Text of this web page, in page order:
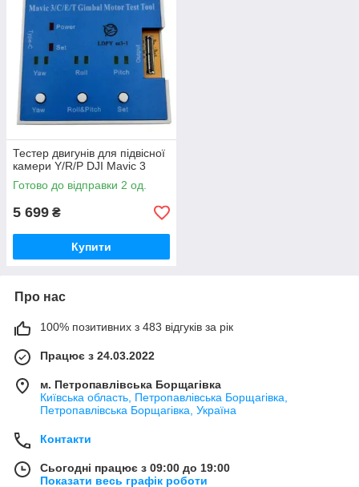
Тестер двигунів для підвісної
камери Y/R/P DJI Mavic 3
Готово до відправки 2 од.
5 699 ₴
Купити
Про нас
100% позитивних з 483 відгуків за рік
Працює з 24.03.2022
м. Петропавлівська Борщагівка
Київська область, Петропавлівська Борщагівка,
Петропавлівська Борщагівка, Україна
Контакти
Сьогодні працює з 09:00 до 19:00
Показати весь графік роботи